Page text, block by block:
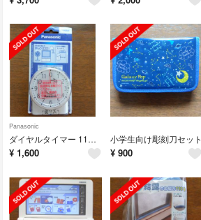
Panasonic
ダイヤルタイマー 11時間形 ホワイト WH3101WP(1コ入)
¥ 1,600
小学生向け彫刻刀セット
¥ 900